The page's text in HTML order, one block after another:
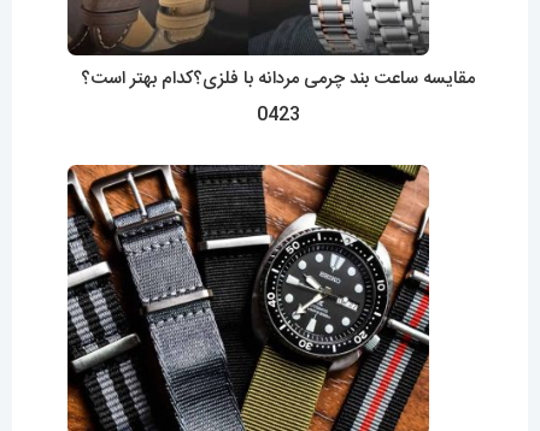
مقایسه ساعت بند چرمی مردانه با فلزی؟کدام بهتر است؟
0423